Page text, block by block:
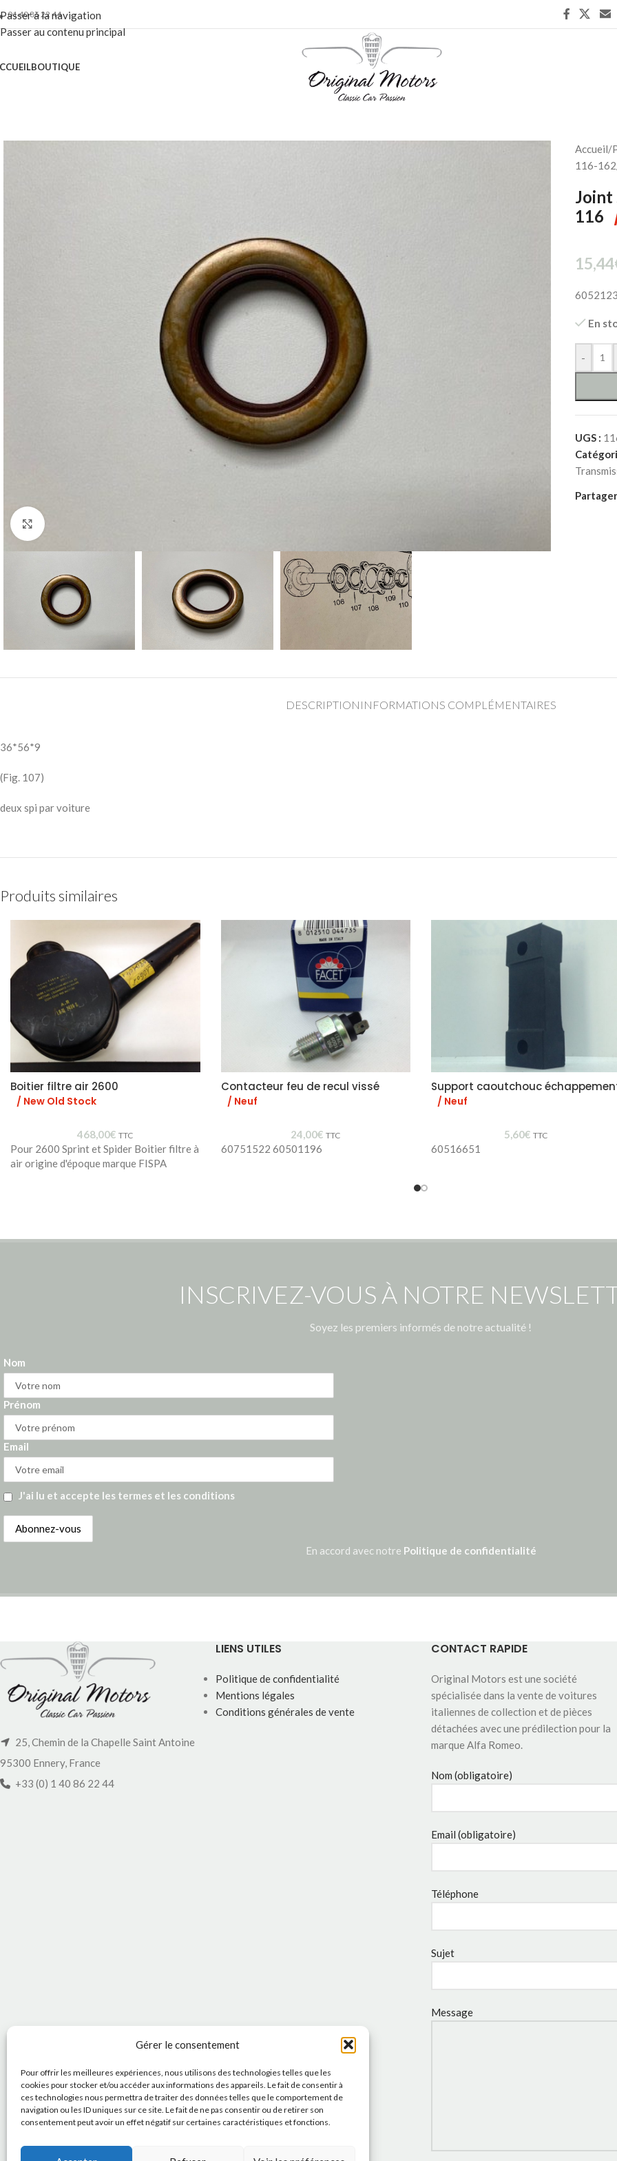
Gérer le consentement
Pour offrir les meilleures expériences, nous utilisons des technologies telles que les
cookies pour stocker et/ou accéder aux informations des appareils. Le fait de consentir à
ces technologies nous permettra de traiter des données telles que le comportement de
navigation ou les ID uniques sur ce site. Le fait de ne pas consentir ou de retirer son
consentement peut avoir un effet négatif sur certaines caractéristiques et fonctions.
Passer à la navigation
Passer au contenu principal
01 40 86 22 44
BOUTIQUE
Accueil/
116-162
Joint
116
15,44
En
-
UGS :
DESCRIPTION INFORMATIONS COMPLÉMENTAIRES
36*56*9
(Fig. 107)
deux spi par voiture
Produits similaires
Boitier filtre air 2600
/ New Old Stock
468,00€ TTC
Pour 2600 Sprint et Spider Boitier filtre à
air origine d'époque marque FISPA
Contacteur feu de recul vissé
/ Neuf
24,00€ TTC
60751522 60501196
Support caoutchouc
/ Neuf
5,60€ TTC
60516651
INSCRIVEZ-VOUS À NOTRE
Soyez les premiers informés de notre actualité !
Nom
Prénom
Email
J'ai lu et accepte les termes et les conditions
En accord avec notre Politique de confidentialité
25, Chemin de la Chapelle Saint Antoine
95300 Ennery, France
+33 (0) 1 40 86 22 44
LIENS UTILES
Politique de confidentialité
Mentions légales
Conditions générales de vente
CONTACT RAPIDE
Original Motors est une société
spécialisée dans la vente de voitures
italiennes de collection et de pièces
détachées avec une prédilection pour la
marque Alfa Romeo.
Nom (obligatoire)
Email (obligatoire)
Téléphone
Sujet
Message